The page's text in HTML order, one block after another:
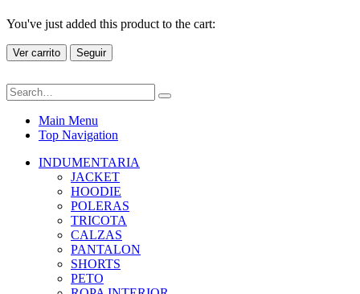
You've just added this product to the cart:
Ver carrito Seguir
Main Menu
Top Navigation
INDUMENTARIA
JACKET
HOODIE
POLERAS
TRICOTA
CALZAS
PANTALON
SHORTS
PETO